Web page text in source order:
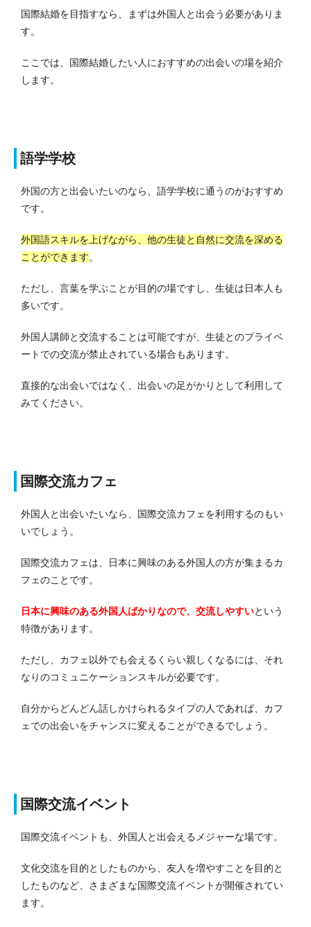
国際結婚を目指すなら、まずは外国人と出会う必要がありま
す。
ここでは、国際結婚したい人におすすめの出会いの場を紹介
します。
語学学校
外国の方と出会いたいのなら、語学学校に通うのがおすすめ
です。
外国語スキルを上げながら、他の生徒と自然に交流を深める
ことができます。
ただし、言葉を学ぶことが目的の場ですし、生徒は日本人も
多いです。
外国人講師と交流することは可能ですが、生徒とのプライベ
ートでの交流が禁止されている場合もあります。
直接的な出会いではなく、出会いの足がかりとして利用して
みてください。
国際交流カフェ
外国人と出会いたいなら、国際交流カフェを利用するのもい
いでしょう。
国際交流カフェは、日本に興味のある外国人の方が集まるカ
フェのことです。
日本に興味のある外国人ばかりなので、交流しやすいという
特徴があります。
ただし、カフェ以外でも会えるくらい親しくなるには、それ
なりのコミュニケーションスキルが必要です。
自分からどんどん話しかけられるタイプの人であれば、カフ
ェでの出会いをチャンスに変えることができるでしょう。
国際交流イベント
国際交流イベントも、外国人と出会えるメジャーな場です。
文化交流を目的としたものから、友人を増やすことを目的と
したものなど、さまざまな国際交流イベントが開催されてい
ます。